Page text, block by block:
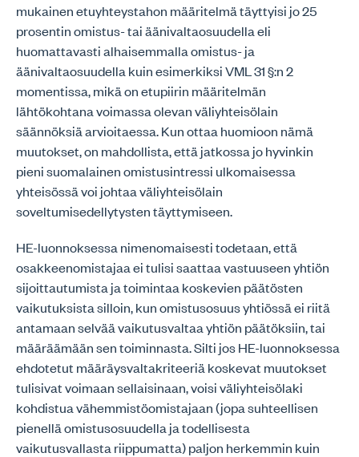
mukainen etuyhteystahon määritelmä täyttyisi jo 25
prosentin omistus- tai äänivaltaosuudella eli
huomattavasti alhaisemmalla omistus- ja
äänivaltaosuudella kuin esimerkiksi VML 31 §:n 2
momentissa, mikä on etupiirin määritelmän
lähtökohtana voimassa olevan väliyhteisölain
säännöksiä arvioitaessa. Kun ottaa huomioon nämä
muutokset, on mahdollista, että jatkossa jo hyvinkin
pieni suomalainen omistusintressi ulkomaisessa
yhteisössä voi johtaa väliyhteisölain
soveltumisedellytysten täyttymiseen.
HE-luonnoksessa nimenomaisesti todetaan, että
osakkeenomistajaa ei tulisi saattaa vastuuseen yhtiön
sijoittautumista ja toimintaa koskevien päätösten
vaikutuksista silloin, kun omistusosuus yhtiössä ei riitä
antamaan selvää vaikutusvaltaa yhtiön päätöksiin, tai
määräämään sen toiminnasta. Silti jos HE-luonnoksessa
ehdotetut määräysvaltakriteeriä koskevat muutokset
tulisivat voimaan sellaisinaan, voisi väliyhteisölaki
kohdistua vähemmistöomistajaan (jopa suhteellisen
pienellä omistusosuudella ja todellisesta
vaikutusvallasta riippumatta) paljon herkemmin kuin